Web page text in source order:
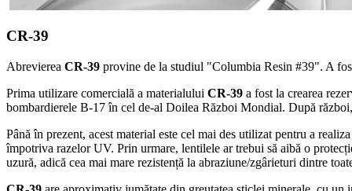
CR-39
Abrevierea CR-39 provine de la studiul "Columbia Resin #39". A
Prima utilizare comercială a materialului CR-39 a fost la crearea
bombardierele B-17 în cel de-al Doilea Război Mondial. După
Până în prezent, acest material este cel mai des utilizat pentru a
împotriva razelor UV. Prin urmare, lentilele ar trebui să aibă o
uzură, adică cea mai mare rezistență la abraziune/zgârieturi dintre